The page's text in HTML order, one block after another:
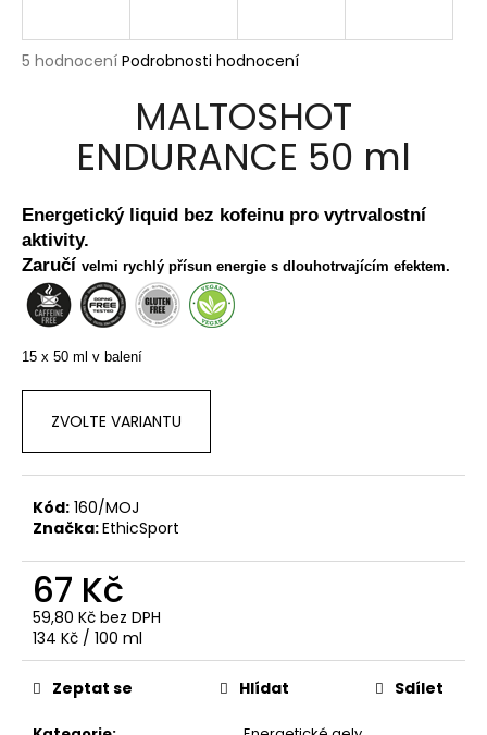
Průměrné
hvězdiček.
5 hodnocení Podrobnosti hodnocení
MALTOSHOT
ENDURANCE 50 ml
Energetický liquid bez kofeinu pro vytrvalostní
aktivity.
Zaručí velmi rychlý přísun energie s dlouhotrvajícím efektem.
15 x 50 ml v balení
ZVOLTE VARIANTU
Kód: 160/MOJ
Značka:EthicSport
67 Kč
59,80 Kč bez DPH
Měrná
cena:
134 Kč / 100 ml
Zeptat se Hlídat Sdílet
j
D
o
p
u
u
e
m
e